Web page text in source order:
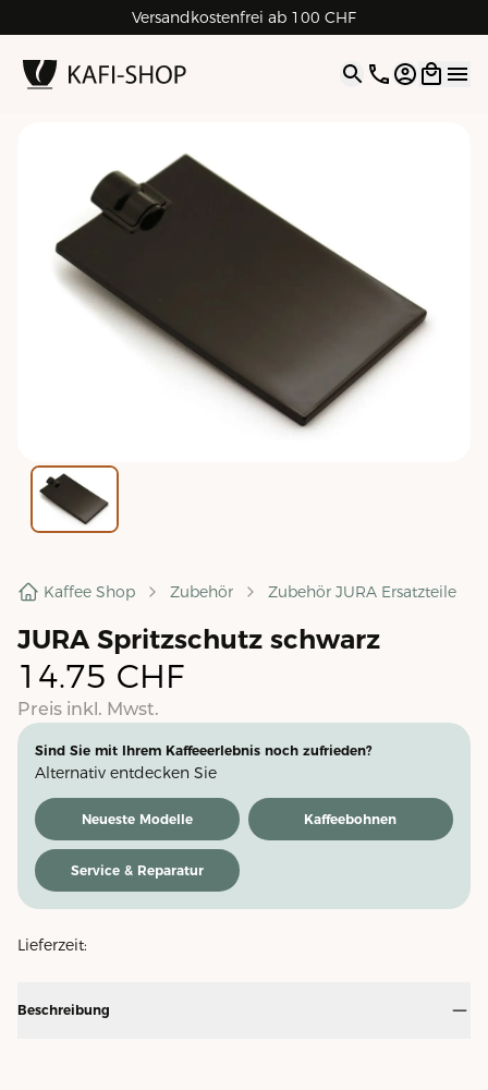
Versandkostenfrei ab 100 CHF
4.9| 5.0 Google
Open
Kaffee Shop Zubehör Zubehör JURA Ersatzteile
JURA Spritzschutz schwarz
14.75 CHF
Preis inkl. Mwst.
Sind Sie mit Ihrem Kaffeeerlebnis noch zufrieden?
Alternativ entdecken Sie
Neueste Modelle Kaffeebohnen
Service & Reparatur
Lieferzeit:
Beschreibung